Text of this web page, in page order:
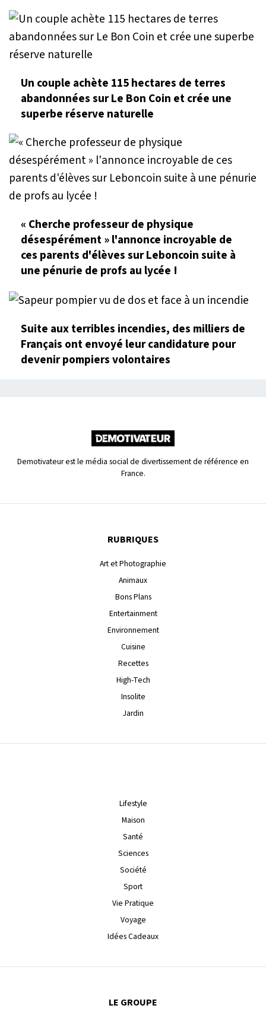
Un couple achète 115 hectares de terres
abandonnées sur Le Bon Coin et crée une
superbe réserve naturelle
« Cherche professeur de physique
désespérément » l'annonce incroyable de
ces parents d'élèves sur Leboncoin suite à
une pénurie de profs au lycée !
Suite aux terribles incendies, des milliers de
Français ont envoyé leur candidature pour
devenir pompiers volontaires
Demotivateur est le média social de divertissement de référence en
France.
RUBRIQUES
Art et Photographie
Animaux
Bons Plans
Entertainment
Environnement
Cuisine
Recettes
High-Tech
Insolite
Jardin
Lifestyle
Maison
Santé
Sciences
Société
Sport
Vie Pratique
Voyage
Idées Cadeaux
LE GROUPE